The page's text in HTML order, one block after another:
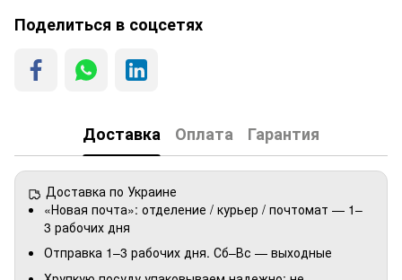
Поделиться в соцсетях
Доставка Оплата Гарантия
Доставка по Украине
«Новая почта»: отделение / курьер / почтомат — 1–
3 рабочих дня
Отправка 1–3 рабочих дня. Сб–Вс — выходные